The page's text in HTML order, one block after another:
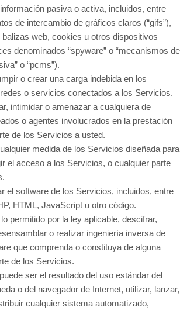
pasiva o activa, incluidos, entre
de intercambio de gráficos claros (“gifs”),
web, cookies u otros dispositivos
denominados “spyware” o “mecanismos de
o “pcms”).
o crear una carga indebida en los
o servicios conectados a los Servicios.
intimidar o amenazar a cualquiera de
o agentes involucrados en la prestación
de los Servicios a usted.
medida de los Servicios diseñada para
el acceso a los Servicios, o cualquier parte
el software de los Servicios, incluidos, entre
HTML, JavaScript u otro código.
permitido por la ley aplicable, descifrar,
o realizar ingeniería inversa de
que comprenda o constituya de alguna
de los Servicios.
ser el resultado del uso estándar del
o del navegador de Internet, utilizar, lanzar,
cualquier sistema automatizado,